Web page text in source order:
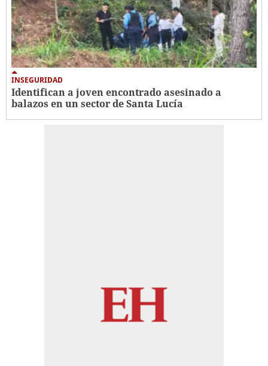
INSEGURIDAD
Identifican a joven encontrado asesinado a
balazos en un sector de Santa Lucía